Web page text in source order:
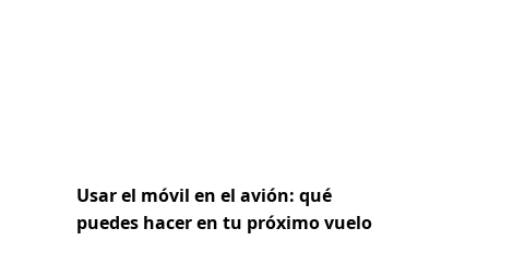
Usar el móvil en el avión: qué
puedes hacer en tu próximo vuelo